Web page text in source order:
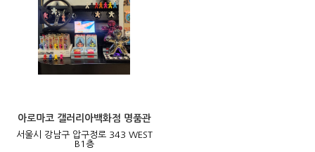
아로마코 갤러리아백화점 명품관
서울시 강남구 압구정로 343 WEST
B1층